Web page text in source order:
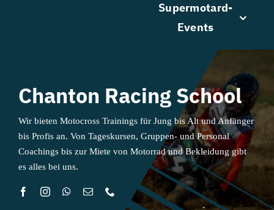
Supermotard-
Events
Chanton Racing School
Wir bieten Motocross Trainings für Jung bis Alt und Anfänger
bis Profis an. Von Tageskursen, Gruppen- und Personal
Coachings bis zur Miete von Motorrad und Bekleidung gibt
es alles bei uns.